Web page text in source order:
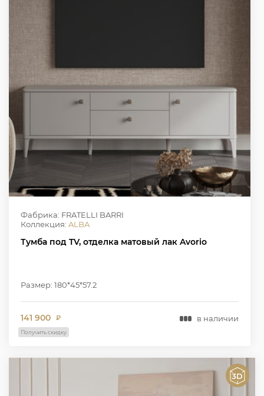
Фабрика: FRATELLI BARRI
Коллекция: ALBA
Тумба под TV, отделка матовый лак Avorio
Размер: 180*45*57.2
141 900 ₽ в наличии
Получить скидку